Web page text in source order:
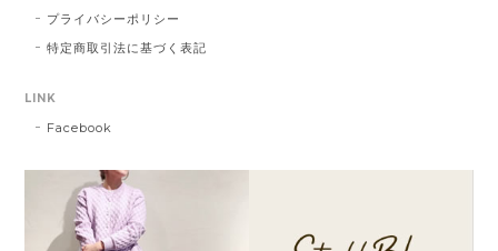
プライバシーポリシー
特定商取引法に基づく表記
LINK
Facebook